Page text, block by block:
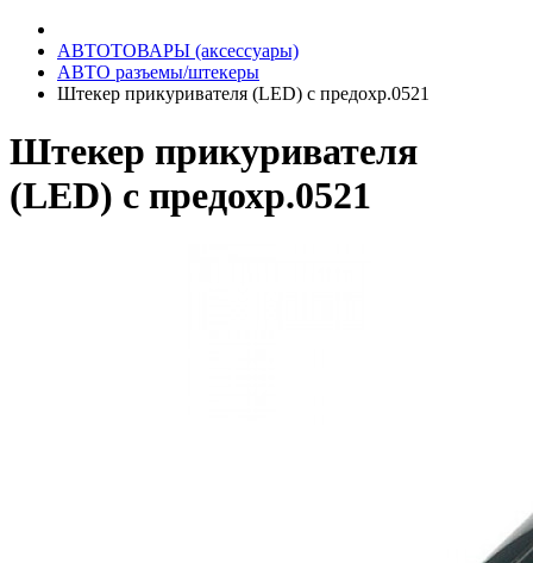
АВТОТОВАРЫ (аксессуары)
АВТО разъемы/штекеры
Штекер прикуривателя (LED) с предохр.0521
Штекер прикуривателя
(LED) с предохр.0521